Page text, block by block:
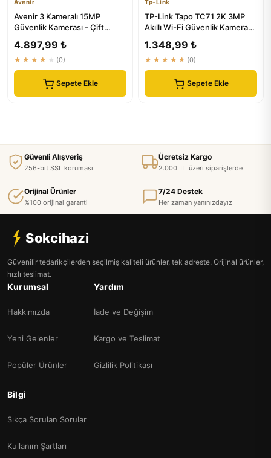
Avenir
Avenir 3 Kameralı 15MP
Güvenlik Kamerası - Çift
4.897,99 ₺
★★★★★ (0)
Sepete Ekle
Tp-Link
TP-Link Tapo TC71 2K 3MP
Akıllı Wi-Fi Güvenlik Kamerası
1.348,99 ₺
★★★★★ (0)
Sepete Ekle
Güvenli Alışveriş
256-bit SSL koruması
Ücretsiz Kargo
2.000 TL üzeri siparişlerde
Orijinal Ürünler
%100 orijinal garanti
7/24 Destek
Her zaman yanınızdayız
Sokcihazi
Güvenilir tedarikçilerden seçilmiş kaliteli ürünler, tek adreste. Orijinal ürünler,
hızlı teslimat.
Kurumsal
Hakkımızda
Yeni Gelenler
Popüler Ürünler
Yardım
İade ve Değişim
Kargo ve Teslimat
Gizlilik Politikası
Bilgi
Sıkça Sorulan Sorular
Kullanım Şartları